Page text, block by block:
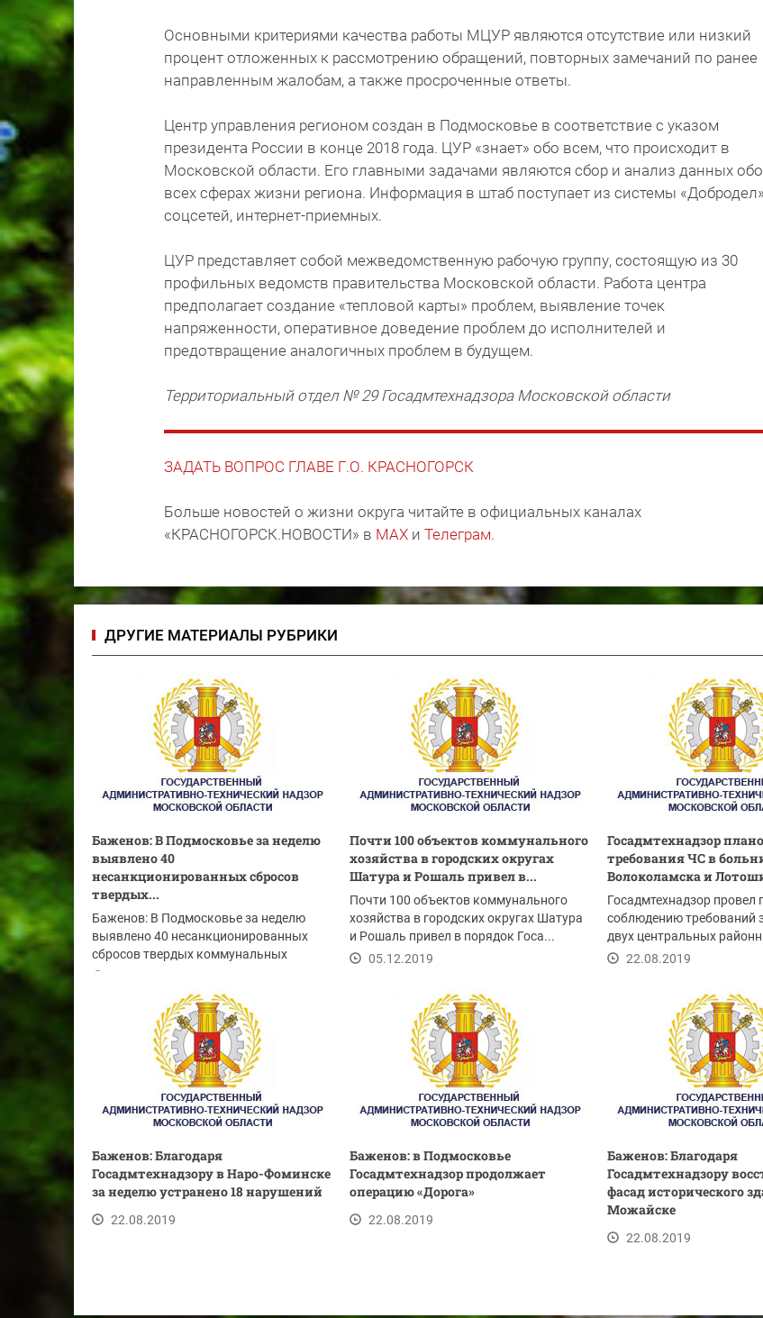
Основными критериями качества работы МЦУР являются отсутствие или низкий
процент отложенных к рассмотрению обращений, повторных замечаний по ранее
направленным жалобам, а также просроченные ответы.
Центр управления регионом создан в Подмосковье в соответствие с указом
президента России в конце 2018 года. ЦУР «знает» обо всем, что происходит в
Московской области. Его главными задачами являются сбор и анализ данных обо
всех сферах жизни региона. Информация в штаб поступает из системы
соцсетей, интернет-приемных.
ЦУР представляет собой межведомственную рабочую группу, состоящую из 30
профильных ведомств правительства Московской области. Работа центра
предполагает создание «тепловой карты» проблем, выявление точек
напряженности, оперативное доведение проблем до исполнителей и
предотвращение аналогичных проблем в будущем.
Территориальный отдел № 29 Госадмтехнадзора Московской области
ЗАДАТЬ ВОПРОС ГЛАВЕ Г.О. КРАСНОГОРСК
Больше новостей о жизни округа читайте в официальных каналах
«КРАСНОГОРСК.НОВОСТИ» в MAX и Телеграм.
ДРУГИЕ МАТЕРИАЛЫ РУБРИКИ
Баженов: В Подмосковье за неделю
выявлено 40
несанкционированных сбросов
твердых...
Баженов: В Подмосковье за неделю
выявлено 40 несанкционированных
сбросов твердых коммунальных
отходов
Почти 100 объектов коммунального
хозяйства в городских округах
Шатура и Рошаль привел в...
Почти 100 объектов коммунального
хозяйства в городских округах Шатура
и Рошаль привел в порядок Госа...
05.12.2019
Госадмтехнадзор
требования ЧС в
Волоколамска и
Госадмтехнадзор провел
соблюдению требований
двух центральных
на территории...
22.08.2019
Баженов: Благодаря
Госадмтехнадзору в Наро-Фоминске
за неделю устранено 18 нарушений
22.08.2019
Баженов: в Подмосковье
Госадмтехнадзор продолжает
операцию «Дорога»
22.08.2019
Баженов: Благодаря
Госадмтехнадзору
фасад исторического
Можайске
22.08.2019